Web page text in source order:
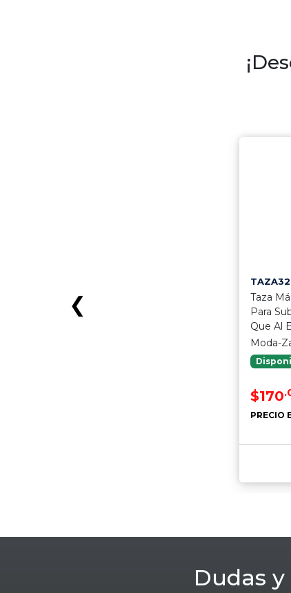
Taza
Para
Que Al
Moda-
$170
PRECIO
❮
Dudas